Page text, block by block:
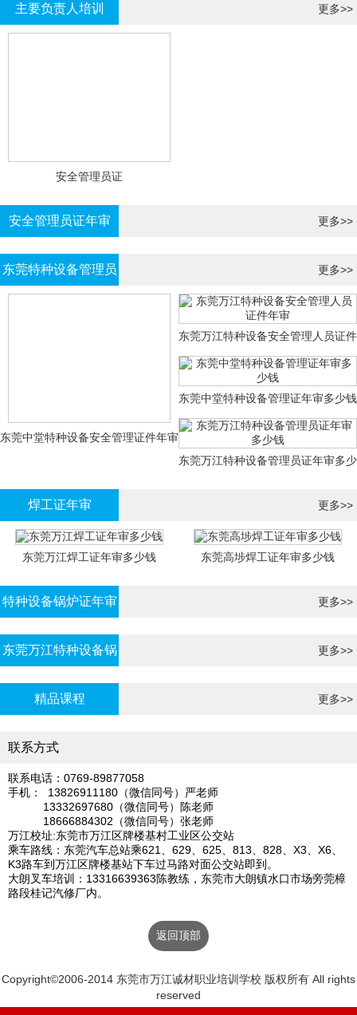
主要负责人培训 更多>>
安全管理员证
安全管理员证年审 更多>>
东莞特种设备管理员 更多>>
东莞中堂特种设备安全管理证件年审
东莞万江特种设备安全管理人员证件
年审
东莞中堂特种设备管理证年审多少钱
东莞万江特种设备管理员证年审多少
焊工证年审 更多>>
东莞万江焊工证年审多少钱 东莞高埗焊工证年审多少钱
特种设备锅炉证年审 更多>>
东莞万江特种设备锅
炉证年审
更多>>
精品课程 更多>>
联系方式
联系电话：0769-89877058
手机： 13826911180（微信同号）严老师
13332697680（微信同号）陈老师
18666884302（微信同号）张老师
万江校址:东莞市万江区牌楼基村工业区公交站
乘车路线：东莞汽车总站乘621、629、625、813、828、X3、X6、
K3路车到万江区牌楼基站下车过马路对面公交站即到。
大朗叉车培训：13316639363陈教练，东莞市大朗镇水口市场旁莞樟
路段桂记汽修厂内。
返回顶部
Copyright©2006-2014 东莞市万江诚材职业培训学校 版权所有 All rights
reserved